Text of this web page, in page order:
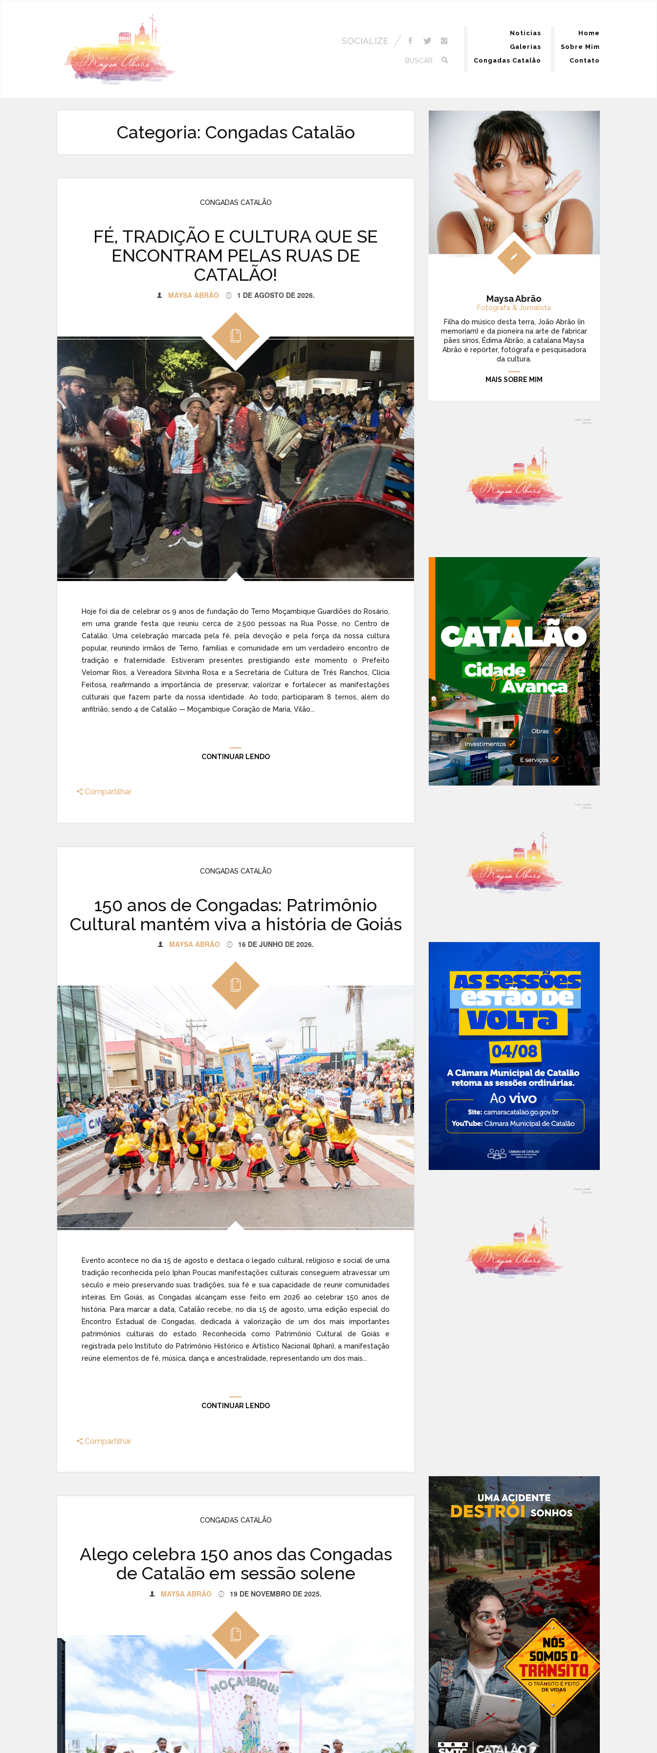
SOCIALIZE
BUSCAR
Notícias
Galerias
Congadas Catalão
Home
Sobre Mim
Contato
Categoria: Congadas Catalão
CONGADAS CATALÃO
FÉ, TRADIÇÃO E CULTURA QUE SE
ENCONTRAM PELAS RUAS DE
CATALÃO!
MAYSA ABRÃO 1 DE AGOSTO DE 2026.
Hoje foi dia de celebrar os 9 anos de fundação do Terno Moçambique Guardiões do Rosário,
em uma grande festa que reuniu cerca de 2.500 pessoas na Rua Posse, no Centro de
Catalão. Uma celebração marcada pela fé, pela devoção e pela força da nossa cultura
popular, reunindo irmãos de Terno, famílias e comunidade em um verdadeiro encontro de
tradição e fraternidade. Estiveram presentes prestigiando este momento o Prefeito
Velomar Rios, a Vereadora Silvinha Rosa e a Secretária de Cultura de Três Ranchos, Clicia
Feitosa, reafirmando a importância de preservar, valorizar e fortalecer as manifestações
culturais que fazem parte da nossa identidade. Ao todo, participaram 8 ternos, além do
anfitrião, sendo 4 de Catalão — Moçambique Coração de Maria, Vilão...
CONTINUAR LENDO
Compartilhar
CONGADAS CATALÃO
150 anos de Congadas: Patrimônio
Cultural mantém viva a história de Goiás
MAYSA ABRÃO 16 DE JUNHO DE 2026.
Evento acontece no dia 15 de agosto e destaca o legado cultural, religioso e social de uma
tradição reconhecida pelo Iphan Poucas manifestações culturais conseguem atravessar um
século e meio preservando suas tradições, sua fé e sua capacidade de reunir comunidades
inteiras. Em Goiás, as Congadas alcançam esse feito em 2026 ao celebrar 150 anos de
história. Para marcar a data, Catalão recebe, no dia 15 de agosto, uma edição especial do
Encontro Estadual de Congadas, dedicada à valorização de um dos mais importantes
patrimônios culturais do estado. Reconhecida como Patrimônio Cultural de Goiás e
registrada pelo Instituto do Patrimônio Histórico e Artístico Nacional (Iphan), a manifestação
reúne elementos de fé, música, dança e ancestralidade, representando um dos mais...
CONTINUAR LENDO
Compartilhar
CONGADAS CATALÃO
Alego celebra 150 anos das Congadas
de Catalão em sessão solene
MAYSA ABRÃO 19 DE NOVEMBRO DE 2025.
Maysa Abrão
Fotógrafa & Jornalista
Filha do músico desta terra, João Abrão (in
memoriam) e da pioneira na arte de fabricar
pães sírios, Édima Abrão, a catalana Maysa
Abrão é repórter, fotógrafa e pesquisadora
da cultura.
MAIS SOBRE MIM